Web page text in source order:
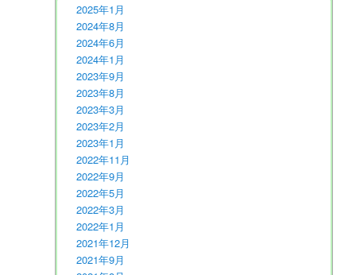
2025年1月
2024年8月
2024年6月
2024年1月
2023年9月
2023年8月
2023年3月
2023年2月
2023年1月
2022年11月
2022年9月
2022年5月
2022年3月
2022年1月
2021年12月
2021年9月